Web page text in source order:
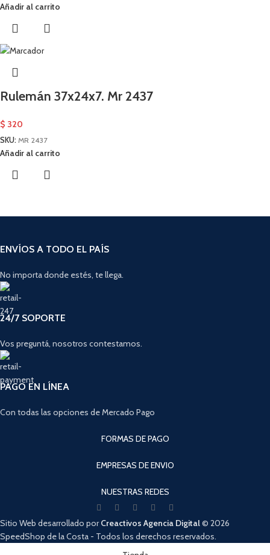
Añadir al carrito
Rulemán 37x24x7. Mr 2437
$ 320
SKU: MR 2437
Añadir al carrito
ENVÍOS A TODO EL PAÍS
No importa donde estés, te llega.
24/7 SOPORTE
Vos preguntá, nosotros contestamos.
PAGO EN LÍNEA
Con todas las opciones de Mercado Pago
FORMAS DE PAGO
EMPRESAS DE ENVIO
NUESTRAS REDES
Sitio Web desarrollado porCreactivos Agencia Digital© 2026
SpeedShop de la Costa - Todos los derechos reservados.
Cuando hay resultados autocompletados, puedes utilizar las flechas